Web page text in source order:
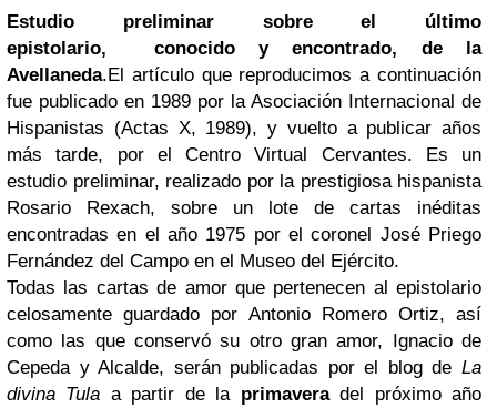
Estudio preliminar sobre el último
epistolario, conocido y encontrado, de la
Avellaneda.El artículo que reproducimos a continuación
fue publicado en 1989 por la Asociación Internacional de
Hispanistas (Actas X, 1989), y vuelto a publicar años
más tarde, por el Centro Virtual Cervantes. Es un
estudio preliminar, realizado por la prestigiosa hispanista
Rosario Rexach, sobre un lote de cartas inéditas
encontradas en el año 1975 por el coronel José Priego
Fernández del Campo en el Museo del Ejército.
Todas las cartas de amor que pertenecen al epistolario
celosamente guardado por Antonio Romero Ortiz, así
como las que conservó su otro gran amor, Ignacio de
Cepeda y Alcalde, serán publicadas por el blog de La
divina Tula a partir de la primaveradel próximo año